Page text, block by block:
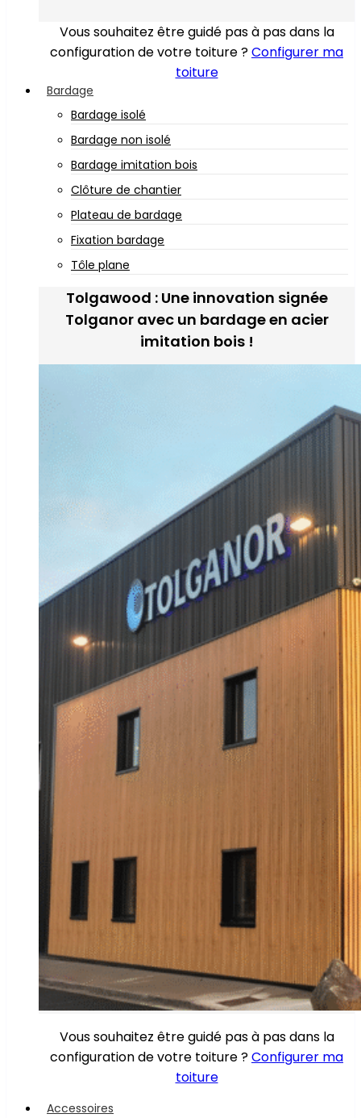
Vous souhaitez être guidé pas à pas dans la
configuration de votre toiture ?Configurer ma
toiture
Bardage
Bardage isolé
Bardage non isolé
Bardage imitation bois
Clôture de chantier
Plateau de bardage
Fixation bardage
Tôle plane
Tolgawood : Une innovation signée
Tolganor avec un bardage en acier
imitation bois !
Vous souhaitez être guidé pas à pas dans la
configuration de votre toiture ?Configurer ma
toiture
Accessoires